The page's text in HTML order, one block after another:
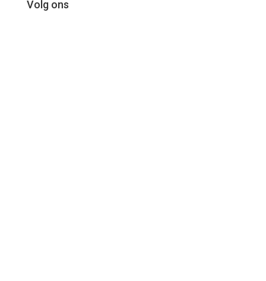
Volg ons